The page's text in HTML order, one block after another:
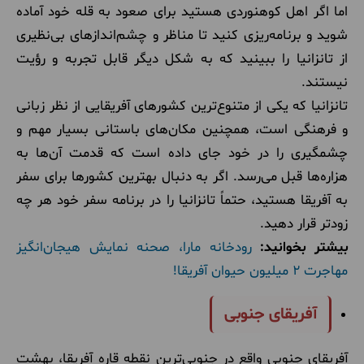
اما اگر اهل کوهنوردی هستید برای صعود به قله خود آماده
شوید و برنامه‌ریزی کنید تا مناظر و چشم‌اندازهای بی‌نظیری
از تانزانیا را ببینید که به شکل دیگر قابل تجربه و رؤیت
نیستند.
تانزانیا که یکی از متنوع‌ترین کشورهای آفریقایی از نظر زبانی
و فرهنگی است، همچنین مکان‌های باستانی بسیار مهم و
چشمگیری را در خود جای داده است که قدمت آن‌ها به
هزاره‌ها قبل می‌رسد. اگر به دنبال بهترین کشورها برای سفر
به آفریقا هستید، حتماً تانزانیا را در برنامه سفر خود هر چه
زودتر قرار دهید.
بیشتر بخوانید: رودخانه مارا، صحنه نمایش هیجان‌انگیز
مهاجرت 2 میلیون حیوان آفریقا!
آفریقای جنوبی
آفریقای جنوبی واقع در جنوبی‌ترین نقطه قاره آفریقا، بهشت